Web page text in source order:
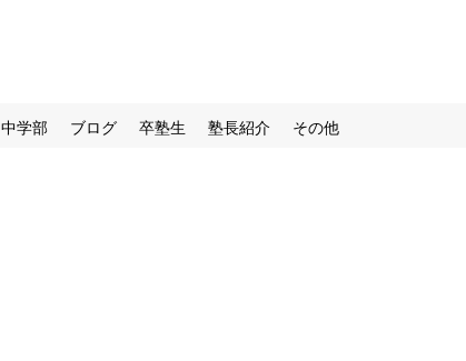
中学部 ブログ 卒塾生 塾長紹介 その他